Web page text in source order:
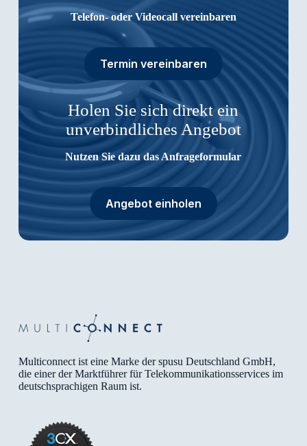
Telefon- oder Videocall vereinbaren
Termin vereinbaren
Holen Sie sich direkt ein
unverbindliches Angebot
Nutzen Sie dazu das Anfrageformular
Angebot einholen
Multiconnect ist eine Marke der spusu Deutschland GmbH,
die einer der Marktführer für Telekommunikationsservices im
deutschsprachigen Raum ist.